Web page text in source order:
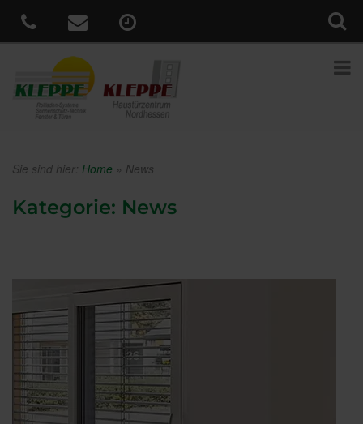
Sie sind hier: Home » News
Kategorie: News